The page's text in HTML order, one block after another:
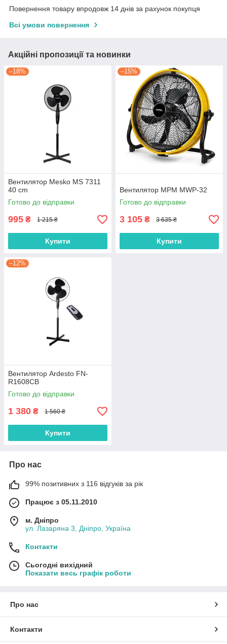
Повернення товару впродовж 14 днів за рахунок покупця
Всі умови повернення
Акційні пропозиції та новинки
–18%
Вентилятор Mesko MS 7311
40 cm
Готово до відправки
995 ₴ 1 215 ₴
Купити
–15%
Вентилятор MPM MWP-32
Готово до відправки
3 105 ₴ 3 635 ₴
Купити
–12%
Вентилятор Ardesto FN-
R1608CB
Готово до відправки
1 380 ₴ 1 560 ₴
Купити
Про нас
99% позитивних з 116 відгуків за рік
Працює з 05.11.2010
м. Дніпро
ул. Лазаряна 3, Дніпро, Україна
Контакти
Сьогодні вихідний
Показати весь графік роботи
Про нас
Контакти